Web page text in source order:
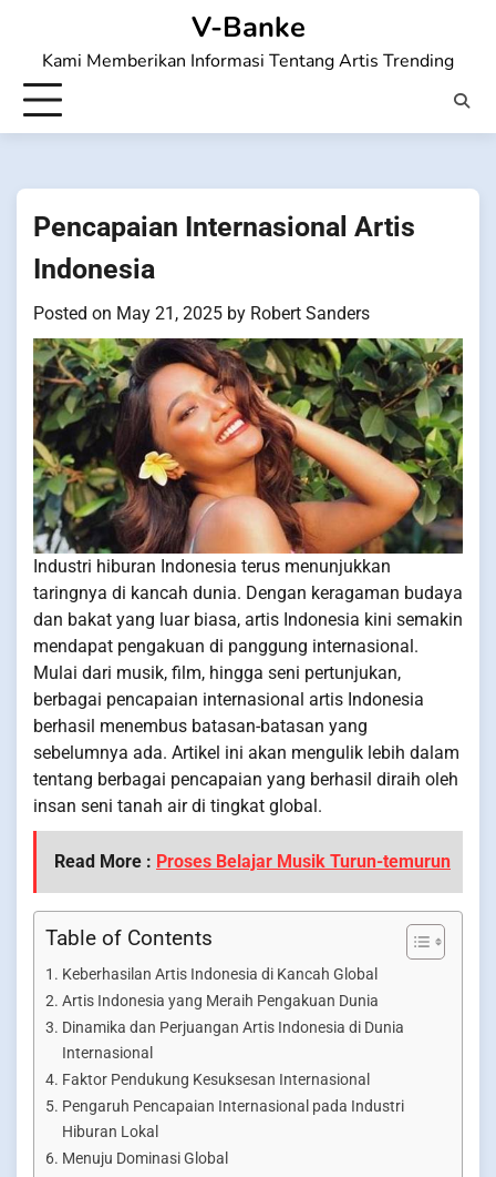
content
V-Banke
Kami Memberikan Informasi Tentang Artis Trending
Pencapaian Internasional Artis
Indonesia
Posted on May 21, 2025 by Robert Sanders
Industri hiburan Indonesia terus menunjukkan
taringnya di kancah dunia. Dengan keragaman budaya
dan bakat yang luar biasa, artis Indonesia kini semakin
mendapat pengakuan di panggung internasional.
Mulai dari musik, film, hingga seni pertunjukan,
berbagai pencapaian internasional artis Indonesia
berhasil menembus batasan-batasan yang
sebelumnya ada. Artikel ini akan mengulik lebih dalam
tentang berbagai pencapaian yang berhasil diraih oleh
insan seni tanah air di tingkat global.
Read More : Proses Belajar Musik Turun-temurun
Table of Contents
Keberhasilan Artis Indonesia di Kancah Global
Artis Indonesia yang Meraih Pengakuan Dunia
Dinamika dan Perjuangan Artis Indonesia di Dunia
Internasional
Faktor Pendukung Kesuksesan Internasional
Pengaruh Pencapaian Internasional pada Industri
Hiburan Lokal
Menuju Dominasi Global